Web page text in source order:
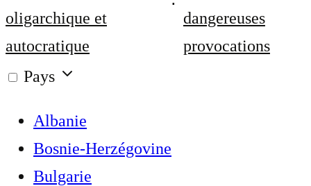
oligarchique et
autocratique
dangereuses
provocations
Pays
Albanie
Bosnie-Herzégovine
Bulgarie